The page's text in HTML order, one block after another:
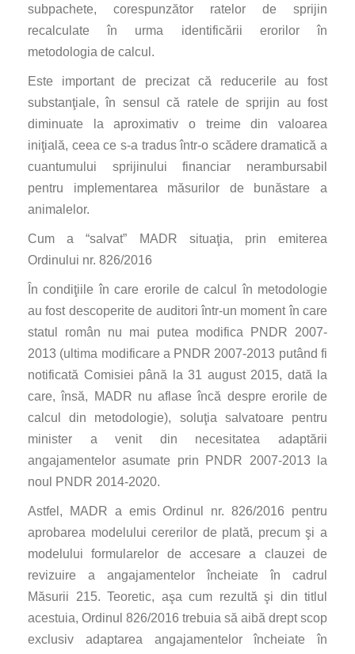
subpachete, corespunzător ratelor de sprijin
recalculate în urma identificării erorilor în
metodologia de calcul.
Este important de precizat că reducerile au fost
substanţiale, în sensul că ratele de sprijin au fost
diminuate la aproximativ o treime din valoarea
iniţială, ceea ce s-a tradus într-o scădere dramatică a
cuantumului sprijinului financiar nerambursabil
pentru implementarea măsurilor de bunăstare a
animalelor.
Cum a “salvat” MADR situaţia, prin emiterea
Ordinului nr. 826/2016
În condiţiile în care erorile de calcul în metodologie
au fost descoperite de auditori într-un moment în care
statul român nu mai putea modifica PNDR 2007-
2013 (ultima modificare a PNDR 2007-2013 putând fi
notificată Comisiei până la 31 august 2015, dată la
care, însă, MADR nu aflase încă despre erorile de
calcul din metodologie), soluţia salvatoare pentru
minister a venit din necesitatea adaptării
angajamentelor asumate prin PNDR 2007-2013 la
noul PNDR 2014-2020.
Astfel, MADR a emis Ordinul nr. 826/2016 pentru
aprobarea modelului cererilor de plată, precum şi a
modelului formularelor de accesare a clauzei de
revizuire a angajamentelor încheiate în cadrul
Măsurii 215. Teoretic, aşa cum rezultă şi din titlul
acestuia, Ordinul 826/2016 trebuia să aibă drept scop
exclusiv adaptarea angajamentelor încheiate în